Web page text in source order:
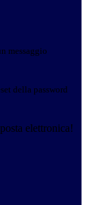
messaggio
della password
elettronica!